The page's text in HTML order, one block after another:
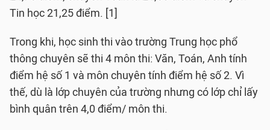
Tin học 21,25 điểm. [1]
Trong khi, học sinh thi vào trường Trung học phổ
thông chuyên sẽ thi 4 môn thi: Văn, Toán, Anh tính
điểm hệ số 1 và môn chuyên tính điểm hệ số 2. Vì
thế, dù là lớp chuyên của trường nhưng có lớp chỉ lấy
bình quân trên 4,0 điểm/ môn thi.